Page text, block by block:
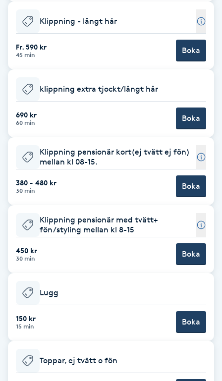
Color correction
Cryoterapi
Damklippning
Diamantslipning
Extensions
Extensions borttagning
Face framing
Klippning - långt hår
Fr. 590 kr
45 min Boka
klippning extra tjockt/långt hår
690 kr
60 min Boka
Klippning pensionär kort(ej tvätt ej fön)
mellan kl 08-15.
380 - 480 kr
30 min Boka
Klippning pensionär med tvätt+
fön/styling mellan kl 8-15
450 kr
30 min Boka
Lugg
150 kr
15 min Boka
Toppar, ej tvätt o fön